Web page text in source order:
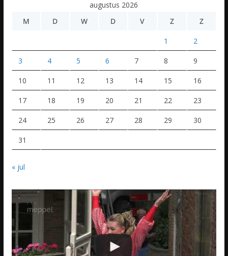
augustus 2026
M
D W D V Z Z
1 2
3 4 5 6 7 8 9
10 11 12 13 14 15 16
17 18 19 20 21 22 23
24 25 26 27 28 29 30
31
« jul